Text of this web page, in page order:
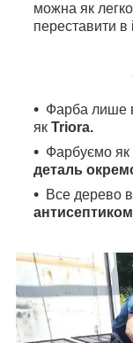
можна як легко
переставити в
Фарба лише
як Triora.
Фарбуємо як
деталь
Все дерево
антисептиком